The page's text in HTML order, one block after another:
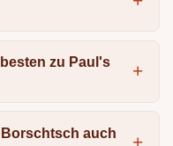
zu Paul's
auch